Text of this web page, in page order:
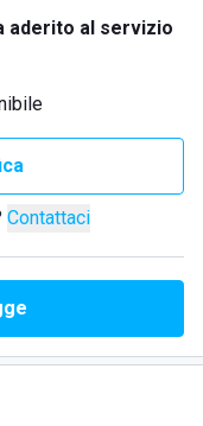
aderito al servizio
Contattaci